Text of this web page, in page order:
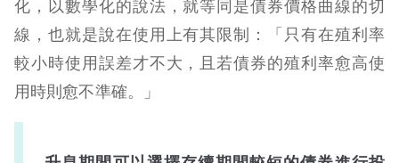
化，以數學化的說法，就等同是債券價格曲線的切
線，也就是說在使用上有其限制：「只有在殖利率
較小時使用誤差才不大，且若債券的殖利率愈高使
用時則愈不準確。」